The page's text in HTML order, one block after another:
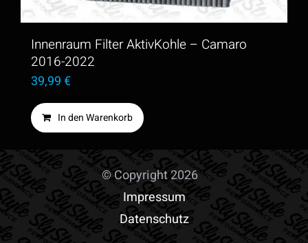
Innenraum Filter AktivKohle – Camaro
2016-2022
39,99€
In den Warenkorb
© Copyright 2026
Impressum
Datenschutz